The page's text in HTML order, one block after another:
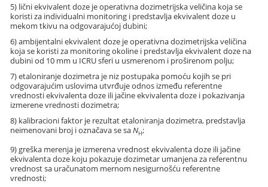
5) lični ekvivalent doze je operativna dozimetrijska veličina koja se
koristi za individualni monitoring i predstavlja ekvivalent doze u
mekom tkivu na odgovarajućoj dubini;
6) ambijentalni ekvivalent doze je operativna dozimetrijska veličina
koja se koristi za monitoring okoline i predstavlja ekvivalent doze na
dubini od 10 mm u ICRU sferi u usmerenom i proširenom polju;
7) etaloniranje dozimetra je niz postupaka pomoću kojih se pri
odgovarajućim uslovima utvrđuje odnos između referentne
vrednosti ekvivalenta doze ili jačine ekvivalenta doze i pokazivanja
izmerene vrednosti dozimetra;
8) kalibracioni faktor je rezultat etaloniranja dozimetra, predstavlja
neimenovani broj i označava se saNH;
9) greška merenja je izmerena vrednost ekvivalenta doze ili jačine
ekvivalenta doze koju pokazuje dozimetar umanjena za referentnu
vrednost sa uračunatom mernom nesigurnošću referentne
vrednosti;